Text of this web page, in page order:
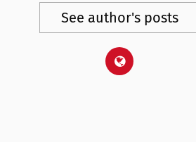
See author's posts